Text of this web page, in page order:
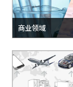
商业领域